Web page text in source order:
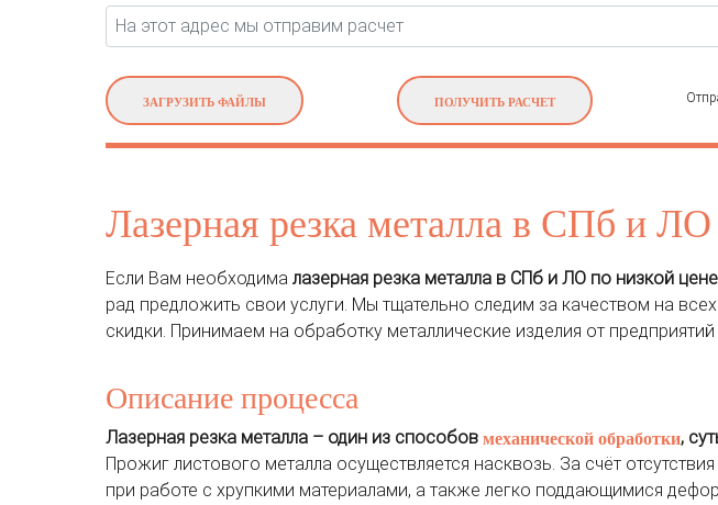
ЗАГРУЗИТЬ ФАЙЛЫ ПОЛУЧИТЬ РАСЧЕТ
Лазерная резка металла в СПб и ЛО
Если Вам необходима лазерная резка металла в СПб и ЛО по низкой
рад предложить свои услуги. Мы тщательно следим за качеством на
скидки. Принимаем на обработку металлические изделия от
Описание процесса
Лазерная резка металла – один из способов механической обработки,
Прожиг листового металла осуществляется насквозь. За счёт
при работе с хрупкими материалами, а также легко поддающимися